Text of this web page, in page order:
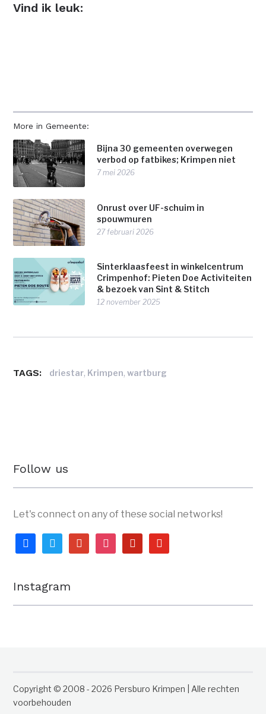
More in Gemeente:
Bijna 30 gemeenten overwegen
verbod op fatbikes; Krimpen niet
7 mei 2026
Onrust over UF-schuim in
spouwmuren
27 februari 2026
Sinterklaasfeest in winkelcentrum
Crimpenhof: Pieten Doe Activiteiten
& bezoek van Sint & Stitch
12 november 2025
Vind ik leuk:
TAGS: driestar, Krimpen,wartburg
Follow us
Let's connect on any of these social networks!
facebooktwitter google instagrampinterestyoutube
Instagram
Copyright © 2008 - 2026 Persburo Krimpen | Alle rechten
voorbehouden